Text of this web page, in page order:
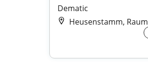
Dematic
Heusenstamm, Raum